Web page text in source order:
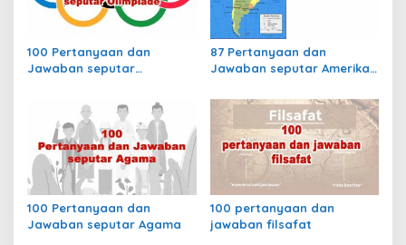
e
r
k
a
l
i
d
e
p
s
100 Pertanyaan dan
Jawaban seputar
87 Pertanyaan dan
Jawaban seputar Amerika
100 Pertanyaan dan
Jawaban seputar Agama
100 pertanyaan dan
jawaban filsafat